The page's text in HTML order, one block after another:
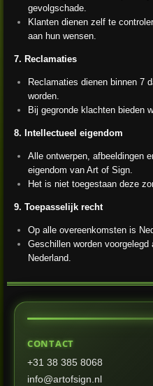
gevolgschade.
Klanten dienen zelf te
aan hun wensen.
7. Reclamaties
Reclamaties dienen binnen 7
worden.
Bij gegronde klachten bieden
8. Intellectueel eigendom
Alle ontwerpen, afbeeldingen
eigendom van Art of Sign.
Het is niet toegestaan deze
9. Toepasselijk recht
Op alle overeenkomsten is
Geschillen worden
Nederland.
CONTACT
+31 38 385 8068
info@artofsign.nl